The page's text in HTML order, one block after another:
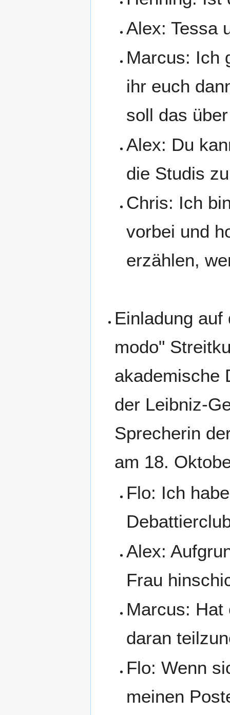
Alex: Tessa
Marcus: Ich
ihr euch
soll das
Alex: Du
die Studis
Chris: Ich
vorbei und
erzählen,
Einladung
modo"
akademische
der Leibniz-
Sprecherin
am 18.
Flo: Ich
Alex:
Frau
Marcus:
daran
Flo: Wenn
meinen